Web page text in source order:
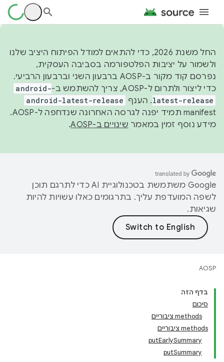
החל משנת 2026, כדי להתאים למודל הפיתוח היציב שלנו
ולשמור על יציבות הפלטפורמה בסביבה העסקית,
נפרסם קוד מקור ב-AOSP ברבעון השני וברבעון הרביעי.
כדי ליצור ולתרום ל-AOSP, צריך להשתמש ב-
android-
latest-release. הענף android-latest-release
manifest תמיד יפנה לגרסה האחרונה שנדחפה ל-AOSP.
מידע נוסף זמין במאמר שינויים ב-AOSP .
‫Google משתמשת בטכנולוגיית AI כדי לתרגם תוכן
לשפה המועדפת עליך. בתרגומים כאלו עשויות להיות
שגיאות.
AOSP
בדף הזה
סיכום
‫methods ציבוריים
‫methods ציבוריים
putEarlySummary
putSummary